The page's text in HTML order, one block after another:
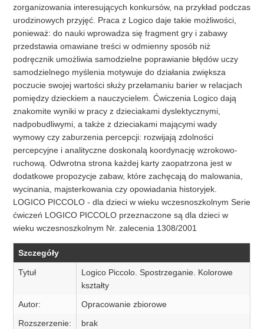
zorganizowania interesujących konkursów, na przykład podczas
urodzinowych przyjęć. Praca z Logico daje takie możliwości,
ponieważ: do nauki wprowadza się fragment gry i zabawy
przedstawia omawiane treści w odmienny sposób niż
podręcznik umożliwia samodzielne poprawianie błędów uczy
samodzielnego myślenia motywuje do działania zwiększa
poczucie swojej wartości służy przełamaniu barier w relacjach
pomiędzy dzieckiem a nauczycielem. Ćwiczenia Logico dają
znakomite wyniki w pracy z dzieciakami dyslektycznymi,
nadpobudliwymi, a także z dzieciakami mającymi wady
wymowy czy zaburzenia percepcji: rozwijają zdolności
percepcyjne i analityczne doskonalą koordynację wzrokowo-
ruchową. Odwrotna strona każdej karty zaopatrzona jest w
dodatkowe propozycje zabaw, które zachęcają do malowania,
wycinania, majsterkowania czy opowiadania historyjek.
LOGICO PICCOLO - dla dzieci w wieku wczesnoszkolnym Serie
ćwiczeń LOGICO PICCOLO przeznaczone są dla dzieci w
wieku wczesnoszkolnym Nr. zalecenia 1308/2001
Szczegóły
Tytuł
Logico Piccolo. Spostrzeganie. Kolorowe
kształty
Autor:
Opracowanie zbiorowe
Rozszerzenie:
brak